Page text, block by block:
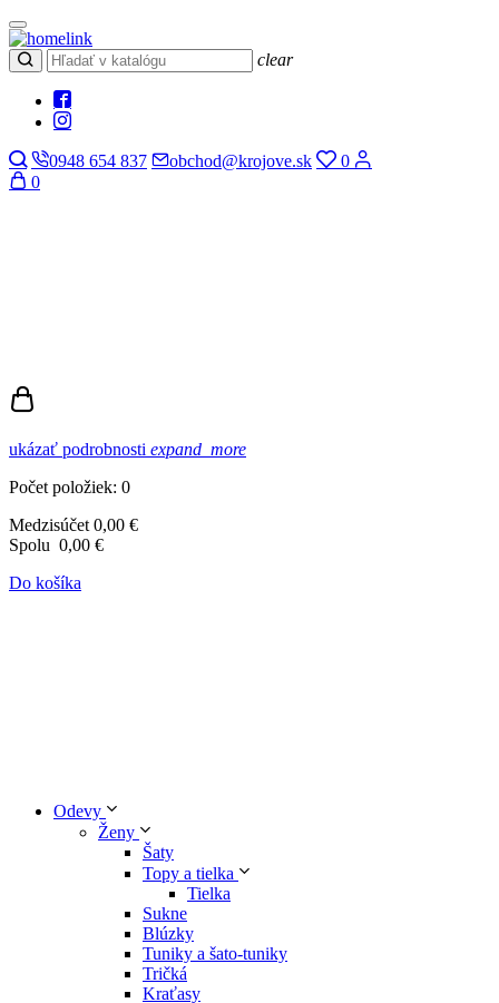
clear
0948 654 837 obchod@krojove.sk
0
0
ukázať podrobnosti expand_more
Počet položiek: 0
Medzisúčet 0,00 €
Spolu 0,00 €
Do košíka
Odevy
Ženy
Šaty
Topy a tielka
Tielka
Sukne
Blúzky
Tuniky a šato-tuniky
Tričká
Kraťasy